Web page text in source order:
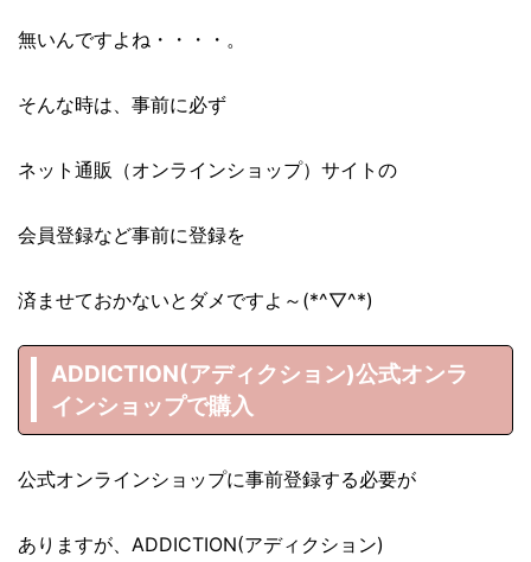
無いんですよね・・・・。
そんな時は、事前に必ず
ネット通販（オンラインショップ）サイトの
会員登録など事前に登録を
済ませておかないとダメですよ～(*^▽^*)
ADDICTION(アディクション)公式オンラ
インショップで購入
公式オンラインショップに事前登録する必要が
ありますが、ADDICTION(アディクション)